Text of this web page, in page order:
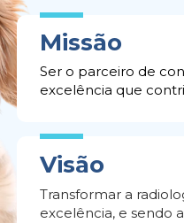
Missão
Ser o parceiro de
excelência que
Visão
Transformar a
excelência, e sendo